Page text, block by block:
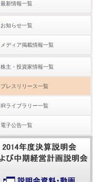
最新情報一覧
お知らせ一覧
メディア掲載情報一覧
株主・投資家情報一覧
プレスリリース一覧
IRライブラリー一覧
電子公告一覧